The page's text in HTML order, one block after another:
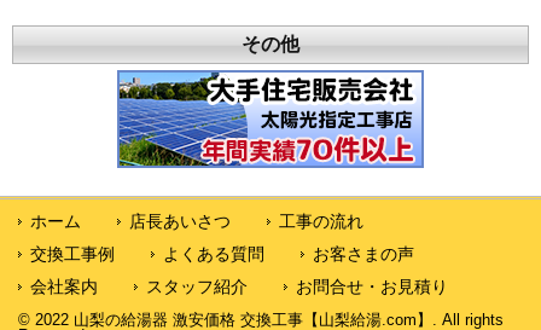
その他
ホーム 店長あいさつ
工事の流れ
交換工事例
よくある質問
お客さまの声
会社案内
スタッフ紹介 お問合せ・お見積り
© 2022 山梨の給湯器 激安価格 交換工事【山梨給湯.com】. All rights